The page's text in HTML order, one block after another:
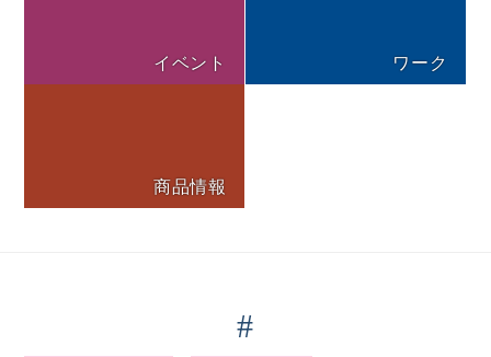
イベント ワーク
商品情報
#